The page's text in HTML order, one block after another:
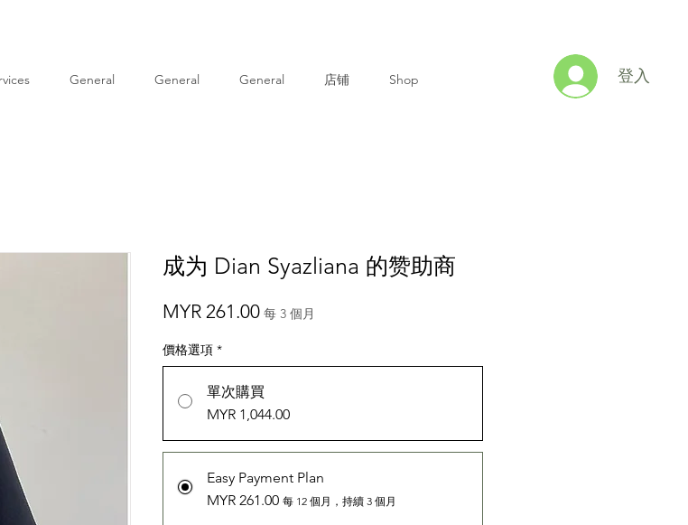
General General General 店铺 Shop 登入
成为 Dian Syazliana 的赞助商
MYR 261.00價
每 3 個月
價格選項 *
單次購買
MYR 1,044.00
Easy Payment Plan
MYR 261.00 每 12 個月，持續 3 個月